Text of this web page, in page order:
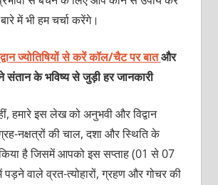
में भी हम चर्चा करेंगे।
ज्योतिषियों से करें कॉल/चैट पर बातऔर
संतान के भविष्य से जुड़ी हर जानकारी
हमारे इस लेख को अनुभवी और विद्वान
ग्रह-नक्षत्रों की चाल, दशा और स्थिति के
है जिसमें आपको इस सप्ताह (01 से 07
वाले व्रत-त्योहारों, ग्रहण और गोचर की